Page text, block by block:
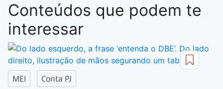
Conteúdos que podem te
interessar
MEI Conta PJ